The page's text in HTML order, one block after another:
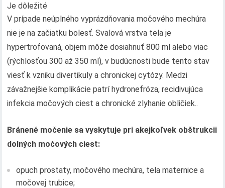
Je dôležité
V prípade neúplného vyprázdňovania močového mechúra
nie je na začiatku bolesť. Svalová vrstva tela je
hypertrofovaná, objem môže dosiahnuť 800 ml alebo viac
(rýchlosťou 300 až 350 ml), v budúcnosti bude tento stav
viesť k vzniku divertikuly a chronickej cytózy. Medzi
závažnejšie komplikácie patrí hydronefróza, recidivujúca
infekcia močových ciest a chronické zlyhanie obličiek..
Bránené močenie sa vyskytuje pri akejkoľvek obštrukcii
dolných močových ciest:
opuch prostaty, močového mechúra, tela maternice a
močovej trubice;